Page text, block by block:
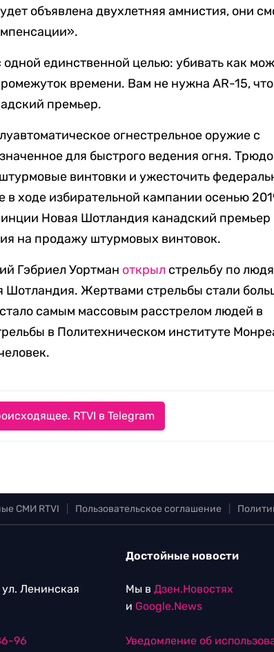
объявлена двухлетняя амнистия, они
единственной целью: убивать как
времени. Вам не нужна AR-15,
премьер.
огнестрельное оружие с
для быстрого ведения огня. Трюдо
винтовки и ужесточить
ходе избирательной кампании осенью
Новая Шотландия канадский премьер
на продажу штурмовых винтовок.
Гэбриел Уортман открыл стрельбу по
Шотландия. Жертвами стрельбы стали
самым массовым расстрелом людей в
в Политехническом институте
RTVI в Telegram
СМИ RTVI Пользовательское соглашение
ул. Ленинская
96
Достойные новости
Мы в Дзен.Новостях
и Google.News
Уведомление об